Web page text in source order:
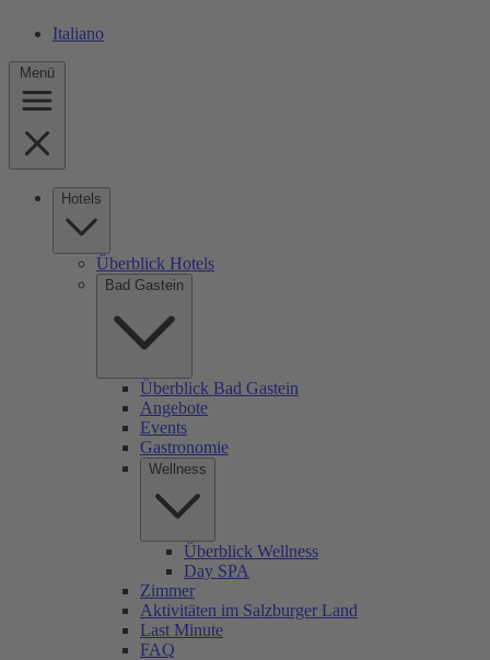
Italiano
Menü
Hotels
Überblick Hotels
Bad Gastein
Überblick Bad Gastein
Angebote
Events
Gastronomie
Wellness
Überblick Wellness
Day SPA
Zimmer
Aktivitäten im Salzburger Land
Last Minute
FAQ